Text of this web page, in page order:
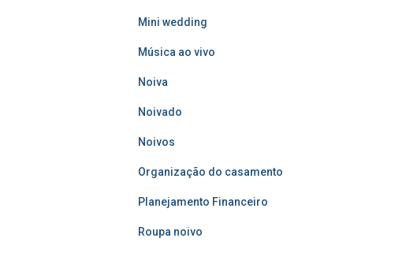
Mini wedding
Música ao vivo
Noiva
Noivado
Noivos
Organização do casamento
Planejamento Financeiro
Roupa noivo